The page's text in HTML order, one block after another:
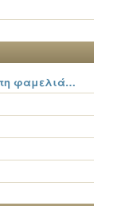
φαμελιά…